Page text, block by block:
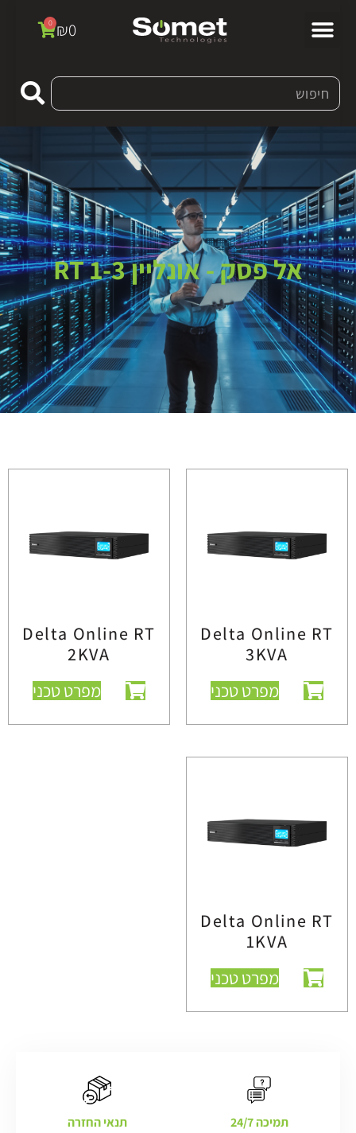
₪0
0
אל פסק - אונליין RT 1-3
Delta Online RT
3KVA
מפרט טכני
Delta Online RT
2KVA
מפרט טכני
Delta Online RT
1KVA
מפרט טכני
תמיכה 24/7
תנאי החזרה